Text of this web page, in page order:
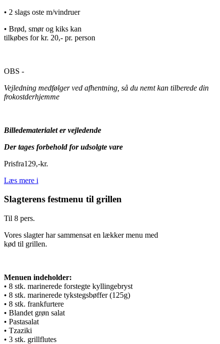
• 2 slags oste m/vindruer
• Brød, smør og kiks kan
tilkøbes for kr. 20,- pr. person
OBS -
Vejledning medfølger ved afhentning, så du nemt kan tilberede din
frokostderhjemme
Billedematerialet er vejledende
Der tages forbehold for udsolgte vare
Prisfra129,-kr.
Læs mere i
Slagterens festmenu til grillen
Til 8 pers.
Vores slagter har sammensat en lækker menu med
kød til grillen.
Menuen indeholder:
• 8 stk. marinerede forstegte kyllingebryst
• 8 stk. marinerede tykstegsbøffer (125g)
• 8 stk. frankfurtere
• Blandet grøn salat
• Pastasalat
• Tzaziki
• 3 stk. grillflutes